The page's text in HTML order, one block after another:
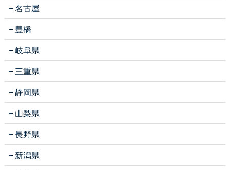
名古屋
豊橋
岐阜県
三重県
静岡県
山梨県
長野県
新潟県